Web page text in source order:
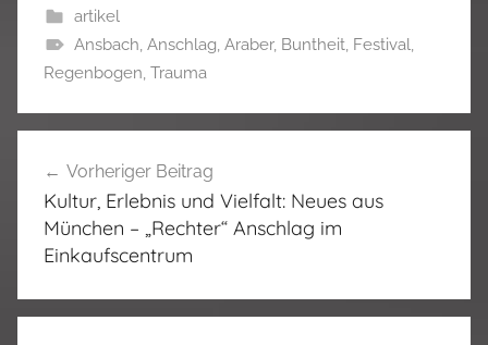
artikel
Ansbach, Anschlag, Araber, Buntheit, Festival,
Regenbogen, Trauma
Vorheriger Beitrag
Kultur, Erlebnis und Vielfalt: Neues aus
München – „Rechter“ Anschlag im
Einkaufscentrum